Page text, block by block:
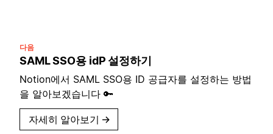
다음
SAML SSO용 idP 설정하기
Notion에서 SAML SSO용 ID 공급자를 설정하는 방법
을 알아보겠습니다 🔑
자세히 알아보기 →